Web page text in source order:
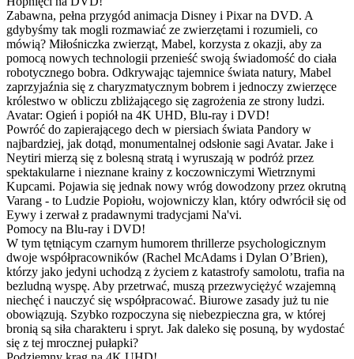
Zabawna, pełna przygód animacja Disney i Pixar na DVD. A
gdybyśmy tak mogli rozmawiać ze zwierzętami i rozumieli, co
mówią? Miłośniczka zwierząt, Mabel, korzysta z okazji, aby za
pomocą nowych technologii przenieść swoją świadomość do ciała
robotycznego bobra. Odkrywając tajemnice świata natury, Mabel
zaprzyjaźnia się z charyzmatycznym bobrem i jednoczy zwierzęce
królestwo w obliczu zbliżającego się zagrożenia ze strony ludzi.
Avatar: Ogień i popiół na 4K UHD, Blu-ray i DVD!
Powróć do zapierającego dech w piersiach świata Pandory w
najbardziej, jak dotąd, monumentalnej odsłonie sagi Avatar. Jake i
Neytiri mierzą się z bolesną stratą i wyruszają w podróż przez
spektakularne i nieznane krainy z koczowniczymi Wietrznymi
Kupcami. Pojawia się jednak nowy wróg dowodzony przez okrutną
Varang - to Ludzie Popiołu, wojowniczy klan, który odwrócił się od
Eywy i zerwał z pradawnymi tradycjami Na'vi.
Pomocy na Blu-ray i DVD!
W tym tętniącym czarnym humorem thrillerze psychologicznym
dwoje współpracowników (Rachel McAdams i Dylan O’Brien),
którzy jako jedyni uchodzą z życiem z katastrofy samolotu, trafia na
bezludną wyspę. Aby przetrwać, muszą przezwyciężyć wzajemną
niechęć i nauczyć się współpracować. Biurowe zasady już tu nie
obowiązują. Szybko rozpoczyna się niebezpieczna gra, w której
bronią są siła charakteru i spryt. Jak daleko się posuną, by wydostać
się z tej mrocznej pułapki?